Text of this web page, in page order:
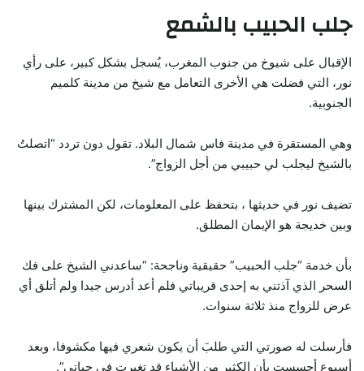
جلب الحبيب بالشمع
الإقبال على شيوخ من جنوب المغرب، يُسجل بشكل كبير، على رأي
نور، التي فضلت هي الأخرى التعامل مع شيخ من مدينة كلميم
الجنوبية.
وهي المستقرة في مدينة فاس شمال البلاد. تقول دون تردد “اتصلتُ
بالشيخ ليجلب لي حبيبي من أجل الزواج”.
تضيف نور في حديثها ، بتحفظ على المعلومات، لكن المشترك بينها
وبين خديجة هو الإيمان المطلق.
بأن خدمة “جلب الحبيب” حقيقية وناجحة: “ساعدني الشيخ على فك
السحر الذي آذتني به إحدى قريباتي فلم أعد أدرس جيدا ولم أتلق أي
عرض للزواج منذ ثلاثة سنوات.
فأرسلت له صورتي التي طلبَ أن يكون شعري فيها مكشوفا، وبعد
أسبوع أحسست بأن الكثير من الأشياء قد تغيرت في حياتي”.